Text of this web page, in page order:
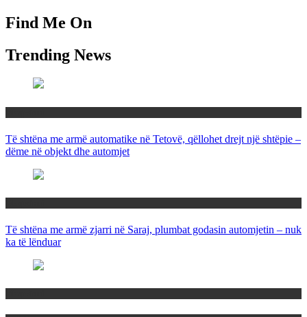
Find Me On
Trending News
Të shtëna me armë automatike në Tetovë, qëllohet drejt një shtëpie –
dëme në objekt dhe automjet
Të shtëna me armë zjarri në Saraj, plumbat godasin automjetin – nuk
ka të lënduar